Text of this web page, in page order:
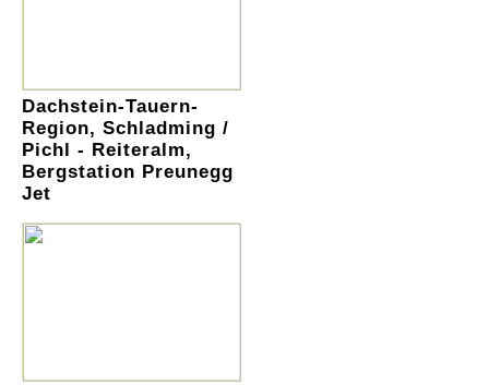
Dachstein-Tauern-
Region, Schladming /
Pichl - Reiteralm,
Bergstation Preunegg
Jet